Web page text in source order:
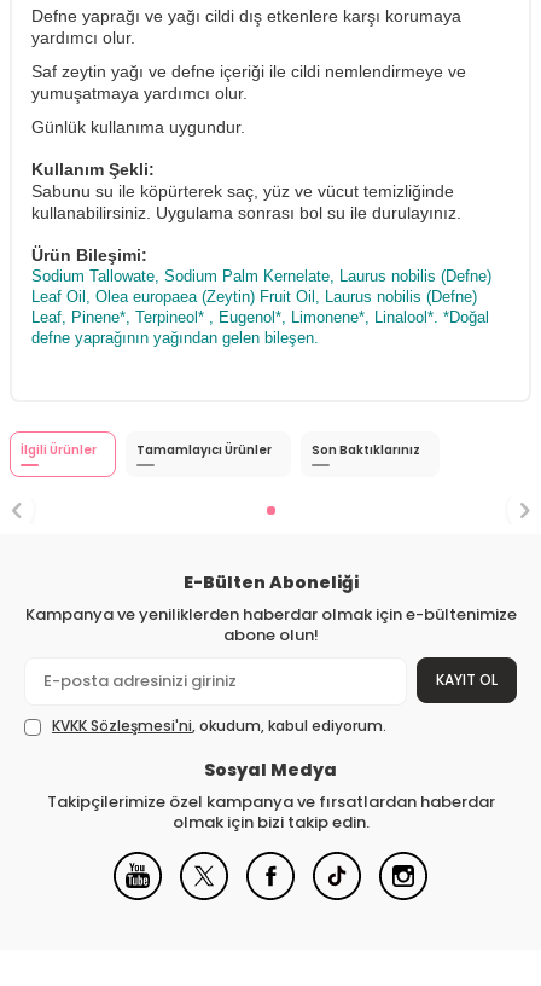
Defne yaprağı ve yağı cildi dış etkenlere karşı korumaya
yardımcı olur.
Saf zeytin yağı ve defne içeriği ile cildi nemlendirmeye ve
yumuşatmaya yardımcı olur.
Günlük kullanıma uygundur.
Kullanım Şekli:
Sabunu su ile köpürterek saç, yüz ve vücut temizliğinde
kullanabilirsiniz. Uygulama sonrası bol su ile durulayınız.
Ürün Bileşimi:
Sodium Tallowate, Sodium Palm Kernelate, Laurus nobilis (Defne)
Leaf Oil, Olea europaea (Zeytin) Fruit Oil, Laurus nobilis (Defne)
Leaf, Pinene*, Terpineol* , Eugenol*, Limonene*, Linalool*. *Doğal
defne yaprağının yağından gelen bileşen.
İlgili Ürünler Tamamlayıcı Ürünler Son Baktıklarınız
E-Bülten Aboneliği
Kampanya ve yeniliklerden haberdar olmak için e-bültenimize
abone olun!
KAYIT OL
KVKK Sözleşmesi'ni, okudum, kabul ediyorum.
Sosyal Medya
Takipçilerimize özel kampanya ve fırsatlardan haberdar
olmak için bizi takip edin.